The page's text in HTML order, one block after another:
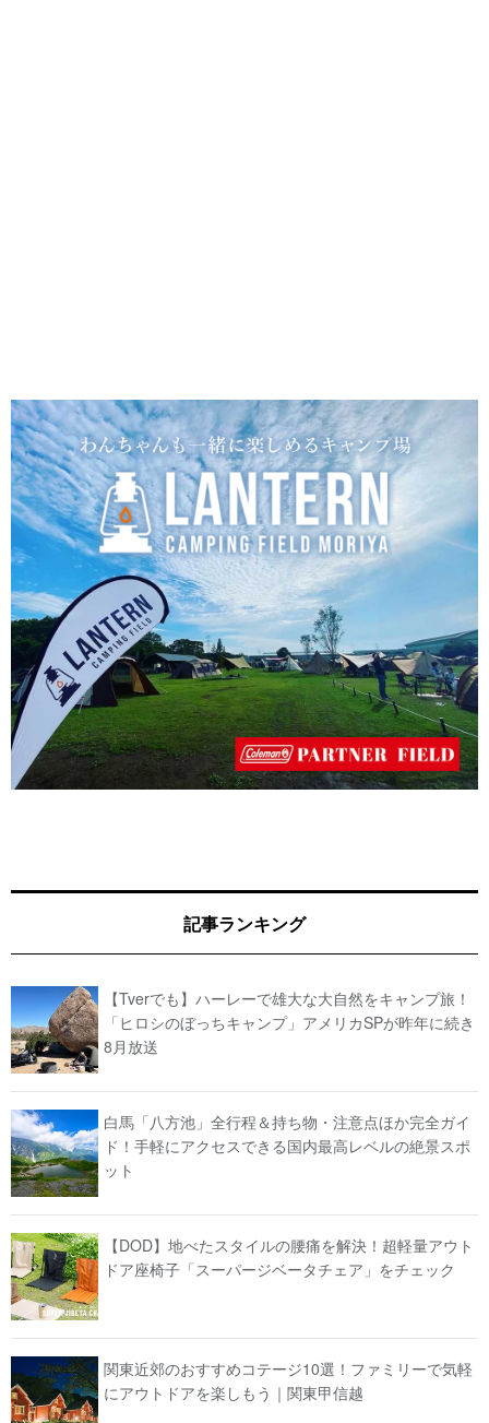
記事ランキング
【Tverでも】ハーレーで雄大な大自然をキャンプ旅！
「ヒロシのぼっちキャンプ」アメリカSPが昨年に続き
8月放送
白馬「八方池」全行程＆持ち物・注意点ほか完全ガイ
ド！手軽にアクセスできる国内最高レベルの絶景スポ
ット
【DOD】地べたスタイルの腰痛を解決！超軽量アウト
ドア座椅子「スーパージベータチェア」をチェック
関東近郊のおすすめコテージ10選！ファミリーで気軽
にアウトドアを楽しもう｜関東甲信越